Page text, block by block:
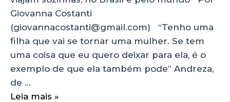
Giovanna Costanti
(giovannacostanti@gmail.com) “Tenho uma
filha que vai se tornar uma mulher. Se tem
uma coisa que eu quero deixar para ela, é o
exemplo de que ela também pode” Andreza,
de …
Leia mais »